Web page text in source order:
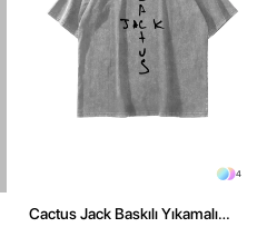
4
Cactus Jack Baskılı Yıkamalı